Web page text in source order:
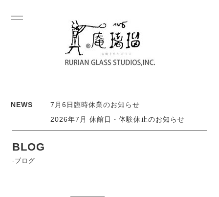
NEWS
7月6日臨時休業のお知らせ
2026年7月 休館日・体験休止のお知らせ
BLOG
-ブログ